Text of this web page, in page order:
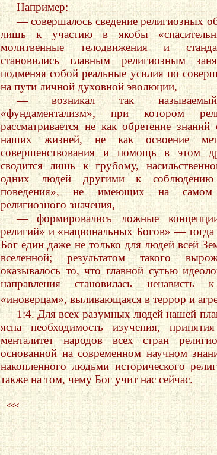
Например:
— совершалось сведение религиозных
лишь к участию в якобы
молитвенные телодвижения и
становились главным религиозным
подменяя собой реальные усилия по
на пути личной духовной эволюции,
— возникал так называемый
«фундаментализм», при котором
рассматривается не как обретение
наших жизней, не как освоение
совершенствования и помощь в этом
сводится лишь к грубому,
одних людей другими к соблюдению
поведения», не имеющих на самом
религиозного значения,
— формировались ложные
религий» и «национальных Богов» — тогда
Бог един даже не только для людей всей
вселенной; результатом такого
оказывалось то, что главной сутью
направления становилась
«иноверцам», выливающаяся в террор и
1:4. Для всех разумных людей нашей
ясна необходимость изучения,
менталитет народов всех стран
основанной на современном научном
накопленного людьми исторического
также на том, чему Бог учит нас сейчас.
<<<